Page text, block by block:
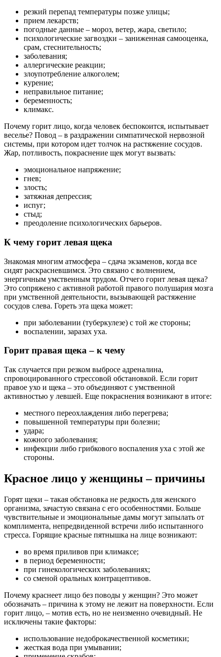
резкий перепад температуры позже улицы;
прием лекарств;
погодные данные – мороз, ветер, жара, светило;
психологические загвоздки – заниженная самооценка,
срам, стеснительность;
заболевания;
аллергические реакции;
злоупотребление алкоголем;
курение;
неправильное питание;
беременность;
климакс.
Почему горит лицо, когда человек беспокоится, испытывает
веселье? Повод – в раздражении симпатической нервозной
системы, при котором идет толчок на растяжение сосудов.
Жар, потливость, покраснение щек могут вызвать:
эмоциональное напряжение;
гнев;
злость;
затяжная депрессия;
испуг;
стыд;
преодоление психологических барьеров.
К чему горит левая щека
Знакомая многим атмосфера – сдача экзаменов, когда все
сидят раскрасневшимся. Это связано с волнением,
энергичным умственным трудом. Отчего горит левая щека?
Это сопряжено с активной работой правого полушария мозга
при умственной деятельности, вызывающей растяжение
сосудов слева. Гореть эта щека может:
при заболевании (туберкулезе) с той же стороны;
воспалении, заразах уха.
Горит правая щека – к чему
Так случается при резком выбросе адреналина,
спровоцированного стрессовой обстановкой. Если горит
правое ухо и щека – это объединяют с умственной
активностью у левшей. Еще покраснения возникают в итоге:
местного переохлаждения либо перегрева;
повышенной температуры при болезни;
удара;
кожного заболевания;
инфекции либо грибкового воспаления уха с этой же
стороны.
Красное лицо у женщины – причины
Горят щеки – такая обстановка не редкость для женского
организма, зачастую связана с его особенностями. Больше
чувствительные и эмоциональные дамы могут запылать от
комплимента, непредвиденной встречи либо испытанного
стресса. Горящие красные пятнышка на лице возникают:
во время приливов при климаксе;
в период беременности;
при гинекологических заболеваниях;
со сменой оральных контрацептивов.
Почему краснеет лицо без поводы у женщин? Это может
обозначать – причина к этому не лежит на поверхности. Если
горит лицо, – мотив есть, но не неизменно очевидный. Не
исключены такие факторы:
использование недоброкачественной косметики;
жесткая вода при умывании;